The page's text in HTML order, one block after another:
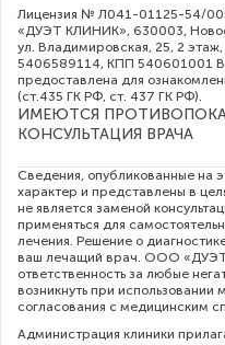
Лицензия № Л041-01125-54/
«ДУЭТ КЛИНИК», 630003,
ул. Владимировская, 25, 2
5406589114, КПП 540601001
предоставлена для
(ст.435 ГК РФ, cт. 437 ГК РФ).
ИМЕЮТСЯ
КОНСУЛЬТАЦИЯ ВРАЧА
Сведения, опубликованные на
характер и представлены в
не является заменой
применяться для
лечения. Решение о
ваш лечащий врач. ООО
ответственность за любые
возникнуть при использовании
согласования с медицинским
Администрация клиники